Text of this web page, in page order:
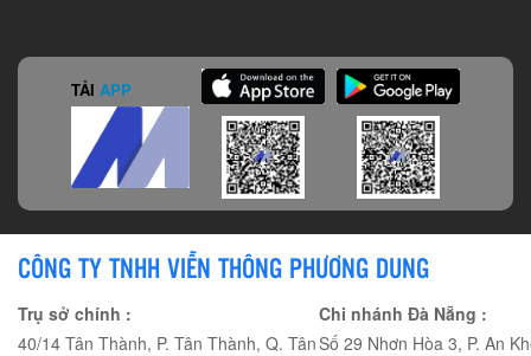
TẢI APP
CÔNG TY TNHH VIỄN THÔNG PHƯƠNG DUNG
Trụ sở chính :
40/14 Tân Thành, P. Tân Thành, Q. Tân
Chi nhánh Đà Nẵng :
Số 29 Nhơn Hòa 3, P. An